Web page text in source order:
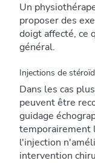
Un
proposer des
doigt affecté, ce
général.
Injections de
Dans les cas
peuvent être
guidage
temporairement
l'injection
intervention